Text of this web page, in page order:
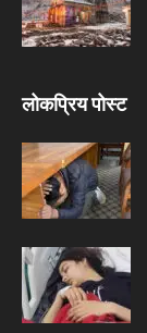
लोकप्रिय पोस्ट